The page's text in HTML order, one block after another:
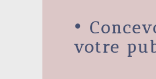
•
votre